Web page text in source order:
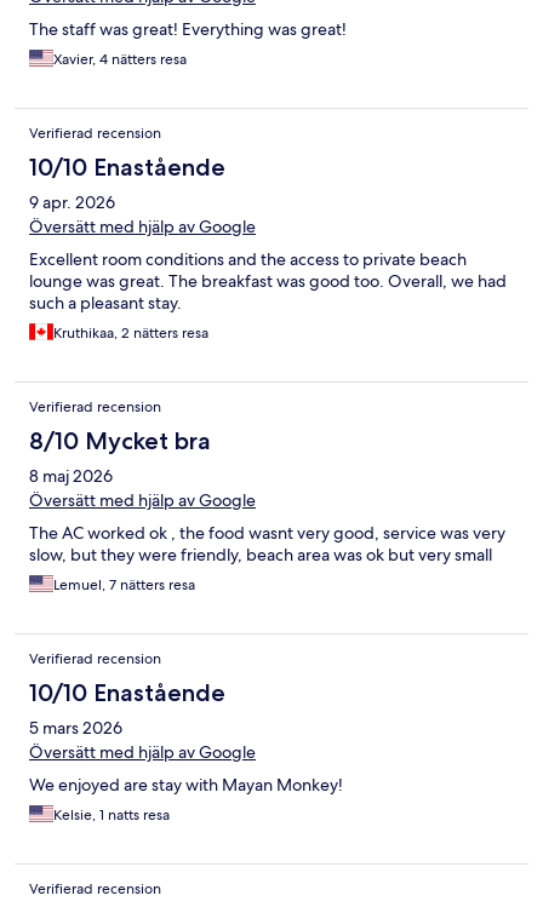
The staff was great! Everything was great!
Xavier, 4 nätters resa
Verifierad recension
10/10 Enastående
9 apr. 2026
Översätt med hjälp av Google
Excellent room conditions and the access to private beach
lounge was great. The breakfast was good too. Overall, we had
such a pleasant stay.
Kruthikaa, 2 nätters resa
Verifierad recension
8/10 Mycket bra
8 maj 2026
Översätt med hjälp av Google
The AC worked ok , the food wasnt very good, service was very
slow, but they were friendly, beach area was ok but very small
Lemuel, 7 nätters resa
Verifierad recension
10/10 Enastående
5 mars 2026
Översätt med hjälp av Google
We enjoyed are stay with Mayan Monkey!
Kelsie, 1 natts resa
Verifierad recension